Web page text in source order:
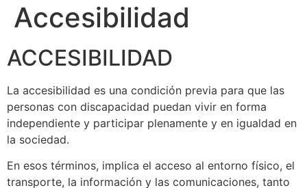
Accesibilidad
ACCESIBILIDAD
La accesibilidad es una condición previa para que las
personas con discapacidad puedan vivir en forma
independiente y participar plenamente y en igualdad en
la sociedad.
En esos términos, implica el acceso al entorno físico, el
transporte, la información y las comunicaciones, tanto